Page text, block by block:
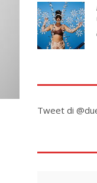
Tweet di